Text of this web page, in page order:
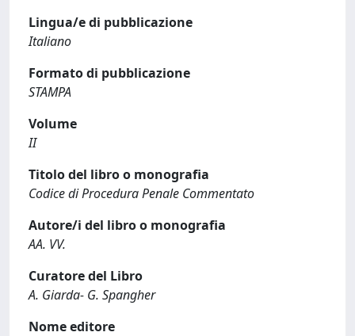
Lingua/e di pubblicazione
Italiano
Formato di pubblicazione
STAMPA
Volume
II
Titolo del libro o monografia
Codice di Procedura Penale Commentato
Autore/i del libro o monografia
AA. VV.
Curatore del Libro
A. Giarda- G. Spangher
Nome editore